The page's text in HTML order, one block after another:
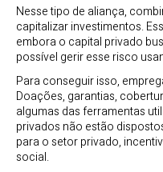
Nesse tipo de aliança,
capitalizar investimentos.
embora o capital privado
possível gerir esse risco
Para conseguir isso,
Doações, garantias,
algumas das ferramentas
privados não estão
para o setor privado,
social.